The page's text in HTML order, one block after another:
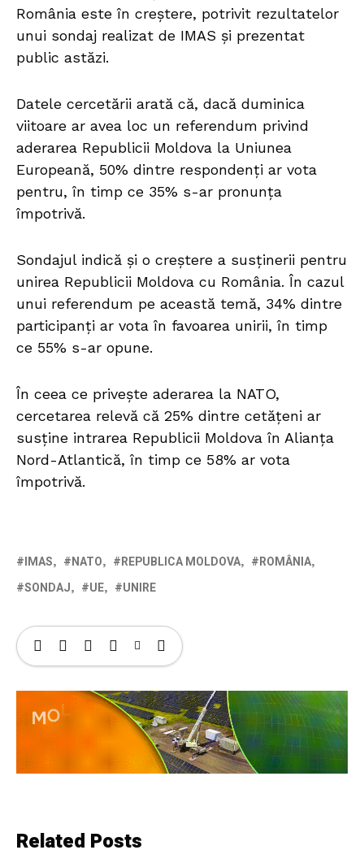
România este în creștere, potrivit rezultatelor
unui sondaj realizat de IMAS și prezentat
public astăzi.
Datele cercetării arată că, dacă duminica
viitoare ar avea loc un referendum privind
aderarea Republicii Moldova la Uniunea
Europeană, 50% dintre respondenți ar vota
pentru, în timp ce 35% s-ar pronunța
împotrivă.
Sondajul indică și o creștere a susținerii pentru
unirea Republicii Moldova cu România. În cazul
unui referendum pe această temă, 34% dintre
participanți ar vota în favoarea unirii, în timp
ce 55% s-ar opune.
În ceea ce privește aderarea la NATO,
cercetarea relevă că 25% dintre cetățeni ar
susține intrarea Republicii Moldova în Alianța
Nord-Atlantică, în timp ce 58% ar vota
împotrivă.
IMAS NATO REPUBLICA MOLDOVA
ROMÂNIA
SONDAJ
UE UNIRE
Related Posts